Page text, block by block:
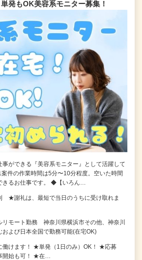
発もOK美容系モニター募集！
事ができる『美容系モニター』として活躍して
案件の作業時間は5分〜10分程度。空いた時間
きるお仕事です。 ◆【いろん…
★謝礼は、最短で当日のうちに受け取れま
モート勤務 神奈川県横浜市その他、神奈川
および日本全国で勤務可能(在宅OK)
働けます！ ★単発（1日のみ）OK！ ★応募
開始も可！ ★在…